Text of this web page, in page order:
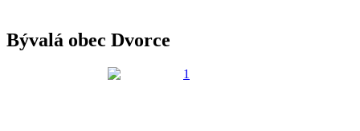
Bývalá obec Dvorce